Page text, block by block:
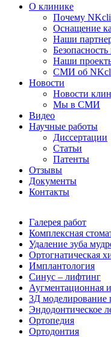
О клинике
Почему
Оснащение
Наши
Наши
СМИ об
Новости
Новости
Мы в СМИ
Видео
Научные работы
Диссертации
Статьи
Патенты
Отзывы
Документы
Контакты
Галерея работ
Комплексная
Удаление зуба
Ортогнатическая
Имплантология
Синус – лифтинг
Аугментационная
3Д моделирование
Эндодонтическое
Ортопедия
Ортодонтия